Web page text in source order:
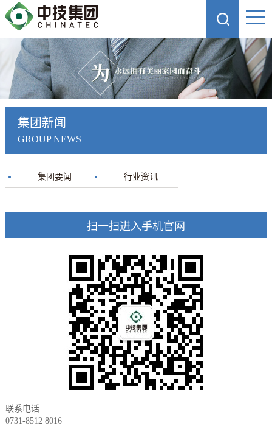
集团新闻
GROUP NEWS
集团要闻 行业资讯
扫一扫进入手机官网
联系电话
0731-8512 8016